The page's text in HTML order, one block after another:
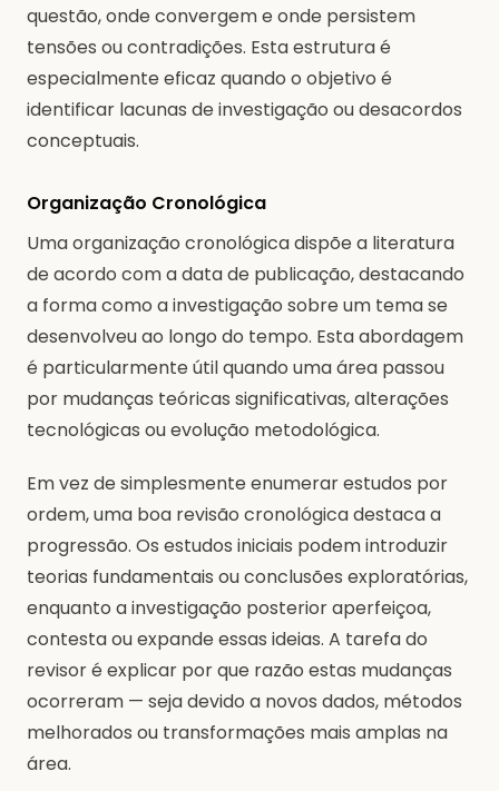
questão, onde convergem e onde persistem
tensões ou contradições. Esta estrutura é
especialmente eficaz quando o objetivo é
identificar lacunas de investigação ou desacordos
conceptuais.
Organização Cronológica
Uma organização cronológica dispõe a literatura
de acordo com a data de publicação, destacando
a forma como a investigação sobre um tema se
desenvolveu ao longo do tempo. Esta abordagem
é particularmente útil quando uma área passou
por mudanças teóricas significativas, alterações
tecnológicas ou evolução metodológica.
Em vez de simplesmente enumerar estudos por
ordem, uma boa revisão cronológica destaca a
progressão. Os estudos iniciais podem introduzir
teorias fundamentais ou conclusões exploratórias,
enquanto a investigação posterior aperfeiçoa,
contesta ou expande essas ideias. A tarefa do
revisor é explicar por que razão estas mudanças
ocorreram — seja devido a novos dados, métodos
melhorados ou transformações mais amplas na
área.